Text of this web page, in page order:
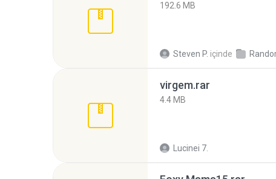
192.6 MB
Steven P. içinde
virgem.rar
4.4 MB
Lucinei 7.